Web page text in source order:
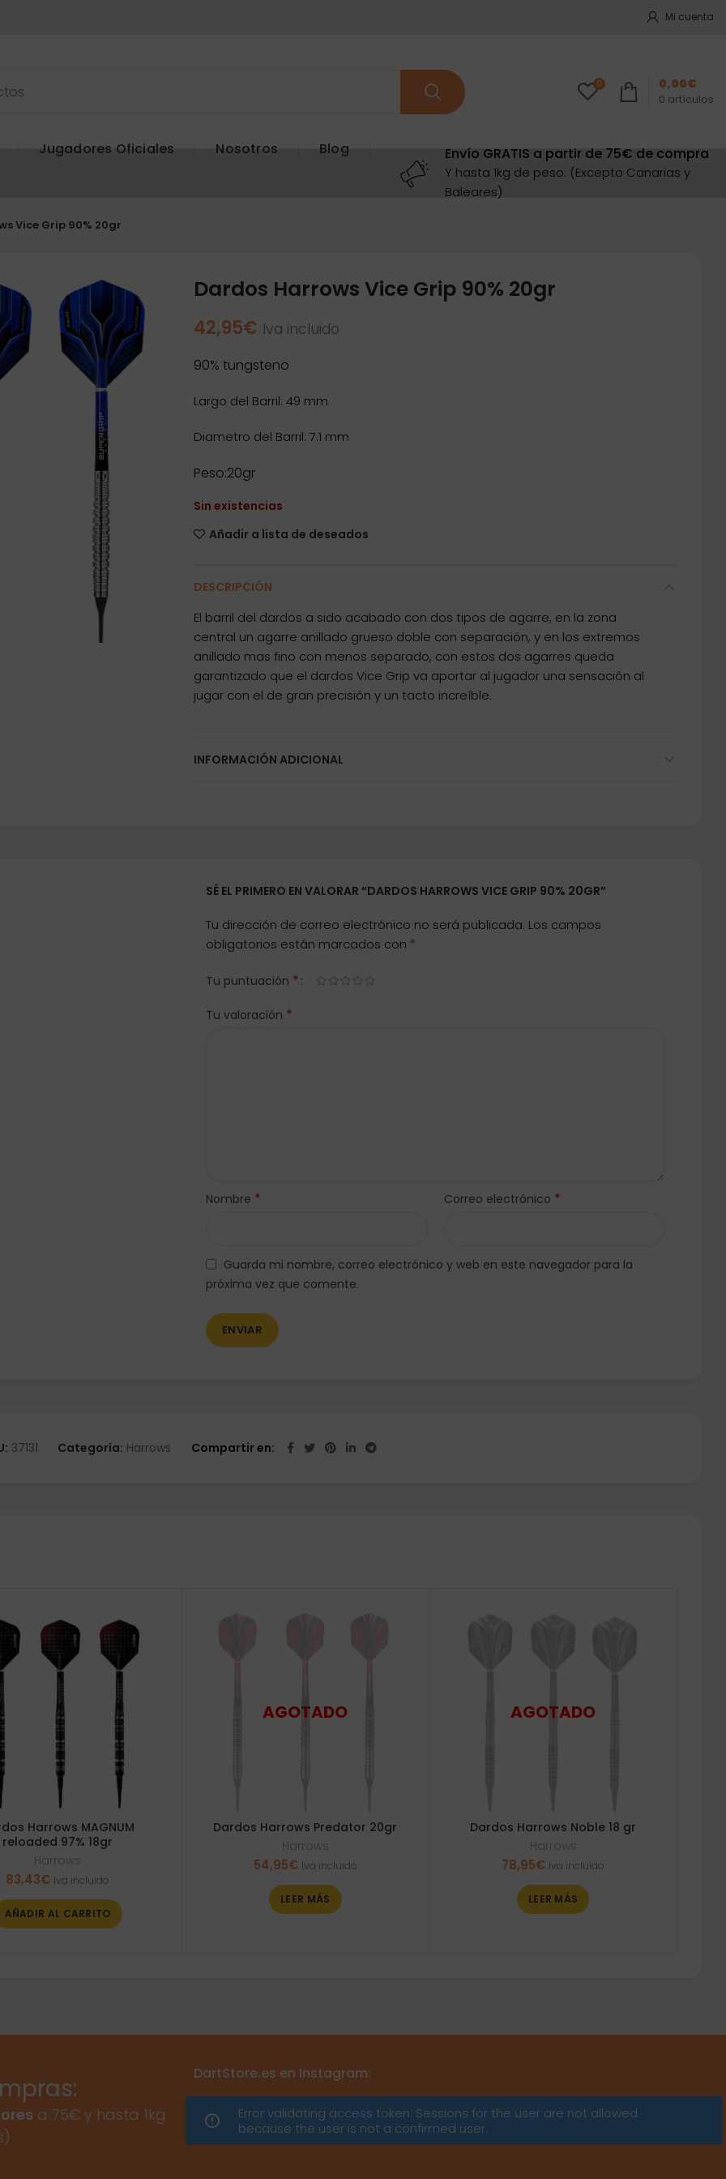
Mi cuenta
0
0 artículos
0,00€
Jugadores Oficiales Nosotros Blog Envío GRATIS a partir de 75€ de compra
Y hasta 1kg de peso. (Excepto Canarias y
Baleares)
Vice Grip 90% 20gr
Dardos Harrows Vice Grip 90% 20gr
42,95€ Iva incluido
90% tungsteno
Largo del Barril: 49 mm
Diametro del Barril: 7.1 mm
Peso:20gr
Sin existencias
Añadir a lista de deseados
DESCRIPCIÓN
El barril del dardos a sido acabado con dos tipos de agarre, en la zona
central un agarre anillado grueso doble con separación, y en los extremos
anillado mas fino con menos separado, con estos dos agarres queda
garantizado que el dardos Vice Grip va aportar al jugador una sensación al
jugar con el de gran precisión y un tacto increíble.
INFORMACIÓN ADICIONAL
SÉ EL PRIMERO EN VALORAR “DARDOS HARROWS VICE GRIP 90% 20GR”
Tu dirección de correo electrónico no será publicada. Los campos
obligatorios están marcados con *
Tu puntuación *
Tu valoración *
Nombre * Correo electrónico *
Guarda mi nombre, correo electrónico y web en este navegador para la
próxima vez que comente.
37131 Categoría: Harrows Compartir en
Harrows MAGNUM
reloaded 97% 18gr
Harrows
83,43€ Iva incluido
AÑADIR AL CARRITO
Dardos Harrows Predator 20gr
Harrows
54,95€ Iva incluido
LEER MÁS
Dardos Harrows Noble 18 gr
Harrows
78,95€ Iva incluido
LEER MÁS
a 75€ y hasta 1kg
DartStore.es en Instagram:
Error validating access token: Sessions for the user are not allowed
because the user is not a confirmed user.